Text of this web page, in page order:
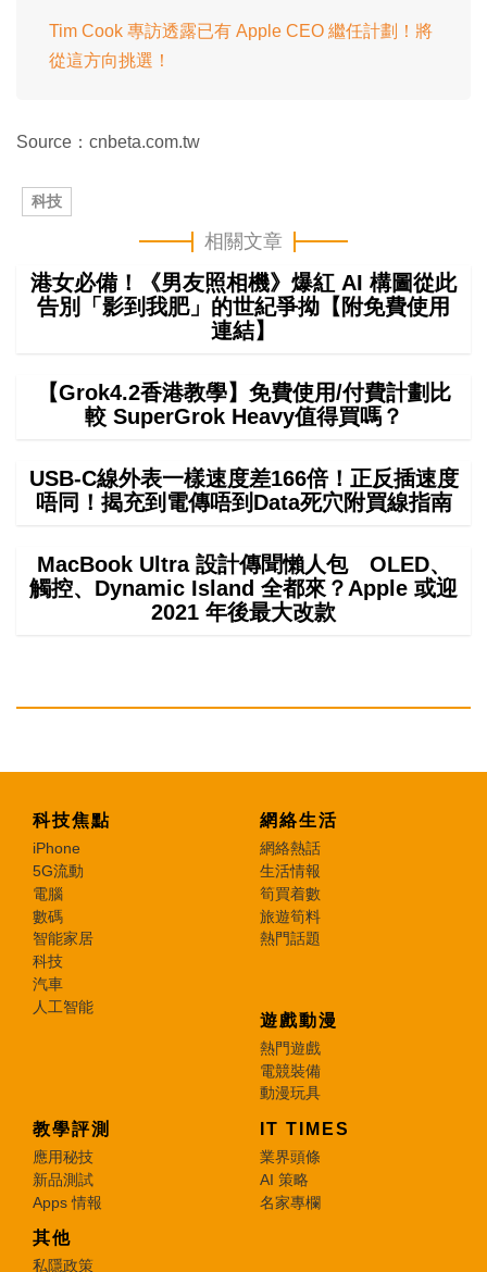
Tim Cook 專訪透露已有 Apple CEO 繼任計劃！將
從這方向挑選！
Source：cnbeta.com.tw
科技
相關文章
港女必備！《男友照相機》爆紅 AI 構圖從此
告別「影到我肥」的世紀爭拗【附免費使用
連結】
【Grok4.2香港教學】免費使用/付費計劃比
較 SuperGrok Heavy值得買嗎？
USB-C線外表一樣速度差166倍！正反插速度
唔同！揭充到電傳唔到Data死穴附買線指南
MacBook Ultra 設計傳聞懶人包 OLED、
觸控、Dynamic Island 全都來？Apple 或迎
2021 年後最大改款
科技焦點
iPhone
5G流動
電腦
數碼
智能家居
科技
汽車
人工智能
網絡生活
網絡熱話
生活情報
筍買着數
旅遊筍料
熱門話題
遊戲動漫
熱門遊戲
電競裝備
動漫玩具
教學評測
應用秘技
新品測試
Apps 情報
IT TIMES
業界頭條
AI 策略
名家專欄
其他
私隱政策